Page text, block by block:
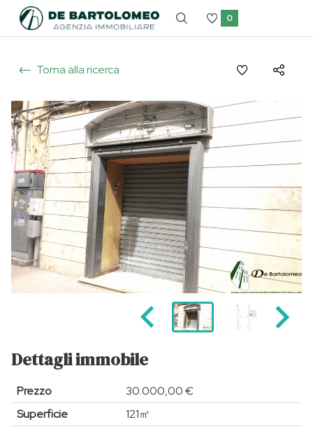
0
Torna alla ricerca
Dettagli immobile
Prezzo
30.000,00 €
Superficie
121㎡